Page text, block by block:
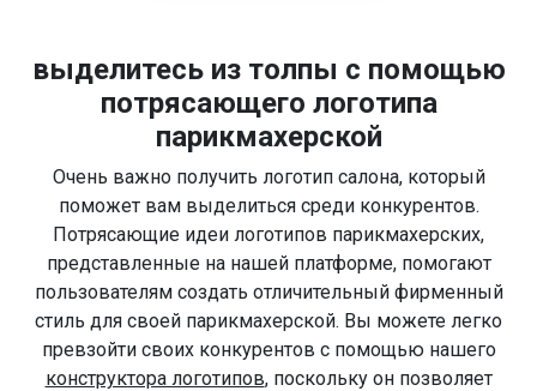
выделитесь из толпы с помощью
потрясающего логотипа
парикмахерской
Очень важно получить логотип салона, который
поможет вам выделиться среди конкурентов.
Потрясающие идеи логотипов парикмахерских,
представленные на нашей платформе, помогают
пользователям создать отличительный фирменный
стиль для своей парикмахерской. Вы можете легко
превзойти своих конкурентов с помощью нашего
конструктора логотипов, поскольку он позволяет